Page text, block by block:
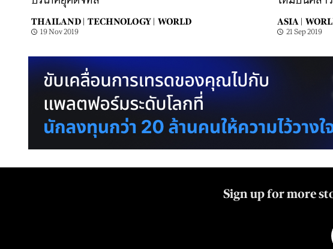
THAILAND | TECHNOLOGY | WORLD
19 Nov 2019
ASIA |
21 Sep 2019
Sign up for more